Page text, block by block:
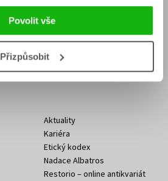
Povolit vše
PřizpůsobitKontakty Albatros Media
Aktuality
Kariéra
Etický kodex
Nadace Albatros
Restorio – online antikvariát